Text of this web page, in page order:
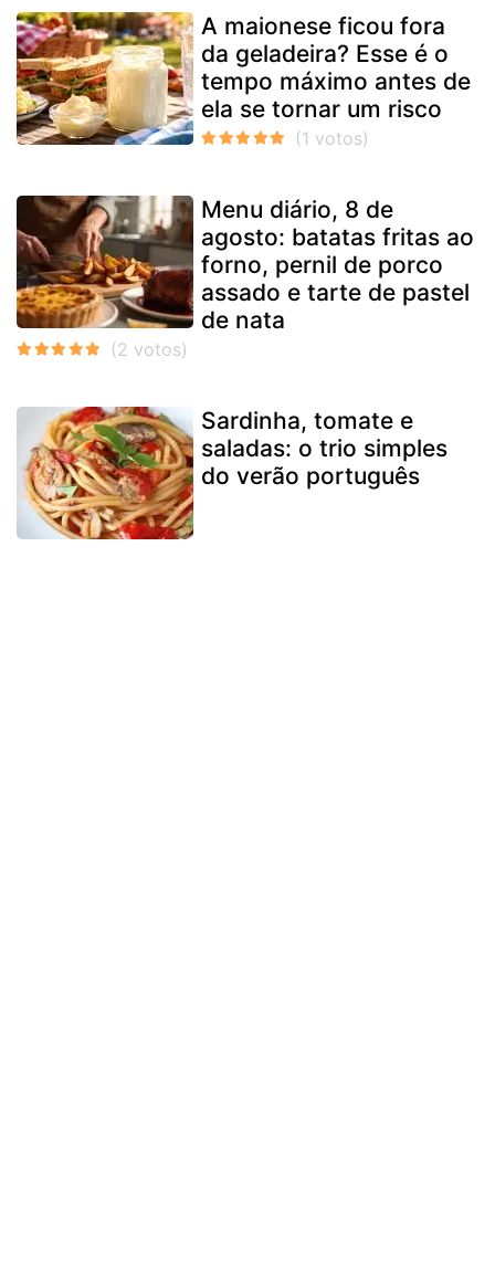
A maionese ficou fora
da geladeira? Esse é o
tempo máximo antes de
ela se tornar um risco
Menu diário, 8 de
agosto: batatas fritas ao
forno, pernil de porco
assado e tarte de pastel
de nata
Sardinha, tomate e
saladas: o trio simples
do verão português